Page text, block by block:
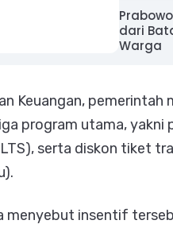
dari
Warga
Keuangan, pemerintah
program utama, yakni
serta diskon tiket
menyebut insentif